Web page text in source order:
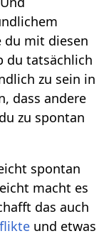
du mit diesen
du tatsächlich
zu sein in
dass andere
zu spontan
spontan
macht es
das auch
und etwas